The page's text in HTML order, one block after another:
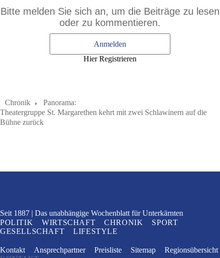
Bitte melden Sie sich an, um die Beiträge zu lesen
oder zu kommentieren.
Anmelden
Hier Registrieren
Chronik
Panorama:
Theatergruppe St. Margarethen kehrt mit zwei Schlawinern auf die
Bühne zurück
Seit 1887 Das unabhängige Wochenblatt für Unterkärnten
POLITIK
WIRTSCHAFT CHRONIK
SPORT
GESELLSCHAFT
LIFESTYLE
Kontakt Ansprechpartner Preisliste Sitemap
Regionsübersicht